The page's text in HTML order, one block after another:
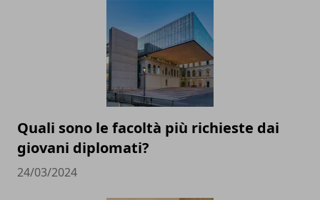
Quali sono le facoltà più richieste dai
giovani diplomati?
24/03/2024